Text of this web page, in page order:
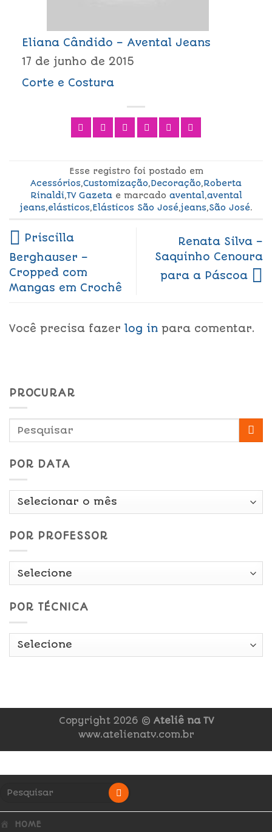
Eliana Cândido – Avental Jeans
17 de junho de 2015
Corte e Costura
Esse registro foi postado em
Acessórios,Customização,Decoração,Roberta
Rinaldi,TV Gazetae marcado avental,avental
jeans,elásticos,Elásticos São José,jeans,São José.
Priscilla
Berghauser –
Cropped com
Mangas em Crochê
Renata Silva –
Saquinho Cenoura
para a Páscoa
Você precisa fazer log in para comentar.
PROCURAR
POR DATA
Por
POR PROFESSOR
POR TÉCNICA
Copyright 2026 © Ateliê na TV
www.atelienatv.com.br
HOME